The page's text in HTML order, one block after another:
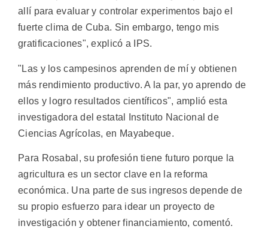
allí para evaluar y controlar experimentos bajo el
fuerte clima de Cuba. Sin embargo, tengo mis
gratificaciones", explicó a IPS.
"Las y los campesinos aprenden de mí y obtienen
más rendimiento productivo. A la par, yo aprendo de
ellos y logro resultados científicos", amplió esta
investigadora del estatal Instituto Nacional de
Ciencias Agrícolas, en Mayabeque.
Para Rosabal, su profesión tiene futuro porque la
agricultura es un sector clave en la reforma
económica. Una parte de sus ingresos depende de
su propio esfuerzo para idear un proyecto de
investigación y obtener financiamiento, comentó.